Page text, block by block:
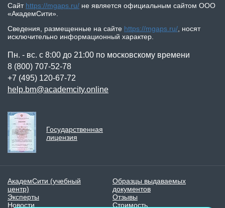
КОНТАКТЫ
Сайт https://mgaps.ru/ не является официальным сайтом ООО
«АкадемСити»
Сведения, размещенные на сайте https://mgaps.ru/ носят
исключительно информационный характер.
Пн. - вс. с 8:00 до 21:00 по московскому времени
8 (800) 707-52-78
+7 (495) 120-67-72
help.bm@academcity.online
Государственная
лицензия
АкадемСити (учебный
центр)
Эксперты
Новости
Образцы выдаваемых
документов
Отзывы
Стоимость